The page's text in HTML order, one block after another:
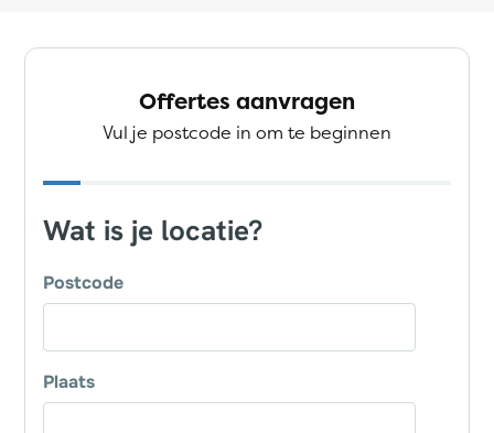
Offertes aanvragen
Vul je postcode in om te beginnen